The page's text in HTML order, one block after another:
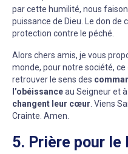
par cette humilité, nous
puissance de Dieu. Le don de
protection contre le péché.
Alors chers amis, je vous
monde, pour notre société,
retrouver le sens des
l’obéissanceau Seigneur et à
changent leur cœur. Viens
Crainte. Amen.
5. Prière pour le